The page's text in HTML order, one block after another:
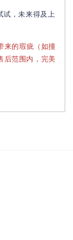
试，未来得及上
来的瑕疵（如撞
后范围内，完美